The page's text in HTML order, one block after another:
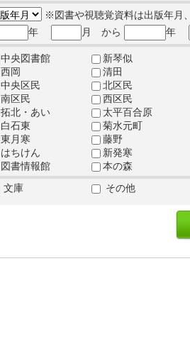
※図書や視聴覚資料は出版年月
年
月 から 年
中央図書館
新琴似
西岡
清田
中央区民
北区民
南区民
西区民
拓北・あい
太平百合原
白石東
菊水元町
東月寒
藤野
はちけん
新発寒
図書情報館
本の森
文庫 その他